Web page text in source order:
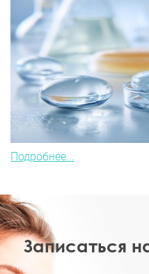
Подробнее...
Записаться